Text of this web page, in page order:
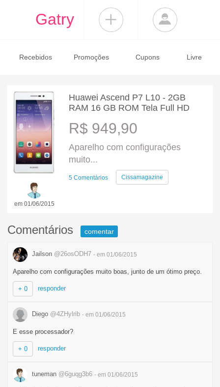
Gatry
Recebidos Promoções Cupons Livre
em 01/06/2015
Huawei Ascend P7 L10 - 2GB
RAM 16 GB ROM Tela Full HD
R$ 949,90
Aparelho com configurações
muito...
5 Comentários Cissamagazine
Comentários comentar
Jailson @26osODH7 - em 01/06/2015
Aparelho com configurações muito boas, junto de um ótimo preço.
+ 0 responder
Diego @4ZHylrib - em 01/06/2015
E esse processador?
+ 0 responder
tuneman @6guqg3b6 - em 01/06/2015